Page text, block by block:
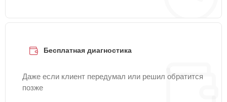
Бесплатная диагностика
Даже если клиент передумал или решил обратится
позже